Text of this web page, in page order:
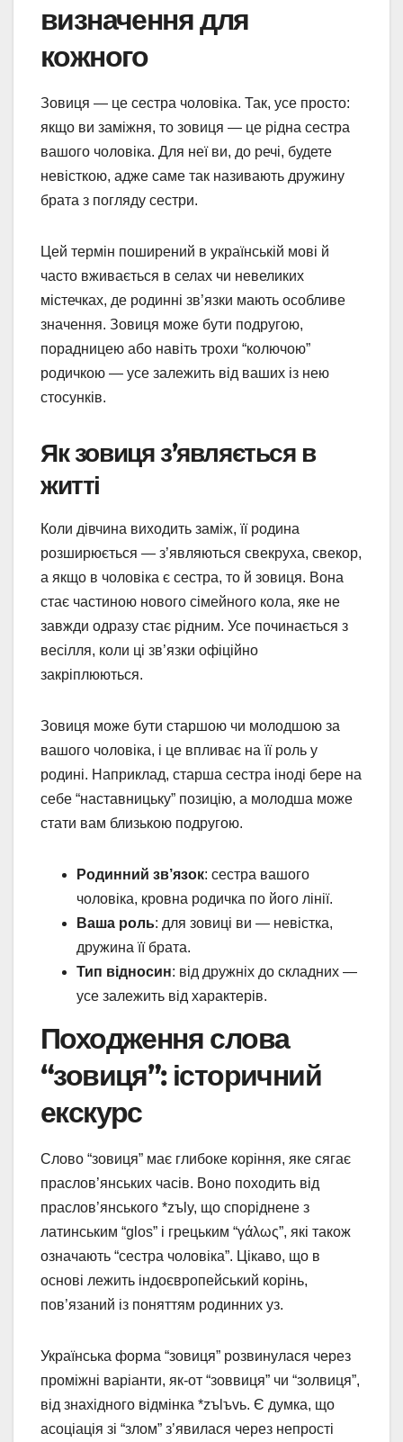
визначення для
кожного
Зовиця — це сестра чоловіка. Так, усе просто:
якщо ви заміжня, то зовиця — це рідна сестра
вашого чоловіка. Для неї ви, до речі, будете
невісткою, адже саме так називають дружину
брата з погляду сестри.
Цей термін поширений в українській мові й
часто вживається в селах чи невеликих
містечках, де родинні зв’язки мають особливе
значення. Зовиця може бути подругою,
порадницею або навіть трохи “колючою”
родичкою — усе залежить від ваших із нею
стосунків.
Як зовиця з’являється в
житті
Коли дівчина виходить заміж, її родина
розширюється — з’являються свекруха, свекор,
а якщо в чоловіка є сестра, то й зовиця. Вона
стає частиною нового сімейного кола, яке не
завжди одразу стає рідним. Усе починається з
весілля, коли ці зв’язки офіційно
закріплюються.
Зовиця може бути старшою чи молодшою за
вашого чоловіка, і це впливає на її роль у
родині. Наприклад, старша сестра іноді бере на
себе “наставницьку” позицію, а молодша може
стати вам близькою подругою.
Родинний зв’язок: сестра вашого
чоловіка, кровна родичка по його лінії.
Ваша роль: для зовиці ви — невістка,
дружина її брата.
Тип відносин: від дружніх до складних —
усе залежить від характерів.
Походження слова
“зовиця”: історичний
екскурс
Слово “зовиця” має глибоке коріння, яке сягає
праслов’янських часів. Воно походить від
праслов’янського *zъly, що споріднене з
латинським “glos” і грецьким “γάλως”, які також
означають “сестра чоловіка”. Цікаво, що в
основі лежить індоєвропейський корінь,
пов’язаний із поняттям родинних уз.
Українська форма “зовиця” розвинулася через
проміжні варіанти, як-от “зоввиця” чи “золвиця”,
від знахідного відмінка *zъlъvь. Є думка, що
асоціація зі “злом” з’явилася через непрості